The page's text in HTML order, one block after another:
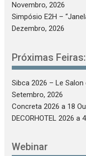
Novembro, 2026
Simpósio E2H –
Dezembro, 2026
Próximas Feiras:
Sibca 2026 – Le Salon
Setembro, 2026
Concreta 2026 a 18
DECORHOTEL 2026 a
Webinar